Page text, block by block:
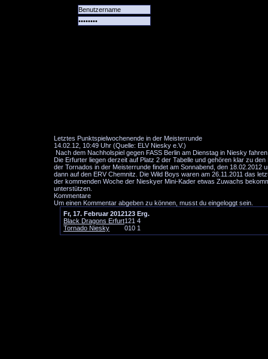
Letztes Punktspielwochenende in der Meisterrunde
14.02.12, 10:49 Uhr (Quelle: ELV Niesky e.V.)
Nach dem Nachholspiel gegen FASS Berlin am Dienstag in Niesky
Die Erfurter liegen derzeit auf Platz 2 der Tabelle und gehören klar zu
der Tornados in der Meisterrunde findet am Sonnabend, den
dann auf den ERV Chemnitz. Die Wild Boys waren am 26.11.2011 das
der kommenden Woche der Nieskyer Mini-Kader etwas Zuwachs
unterstützen.
Kommentare
Um einen Kommentar abgeben zu können, musst du eingeloggt sein.
Fr, 17. Februar 2012123 Erg.
Black Dragons Erfurt121 4
Tornado Niesky
010 1